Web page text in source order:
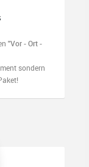
"Vor - Ort -
sondern